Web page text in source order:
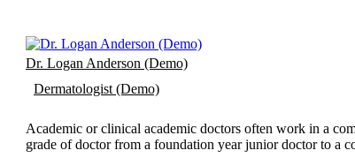
Dr. Logan Anderson (Demo)
Dermatologist (Demo)
Academic or clinical academic doctors often work in a
grade of doctor from a foundation year junior doctor to a